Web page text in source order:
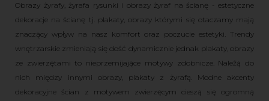
Obrazy żyrafy, żyrafa rysunki i obrazy żyraf na ścianę - estetyczne
dekoracje na ścianę tj. plakaty, obrazy którymi się otaczamy mają
znaczący wpływ na nasz komfort oraz poczucie estetyki. Trendy
wnętrzarskie zmieniają się dość dynamicznie jednak plakaty, obrazy
ze zwierzętami to nieprzemijające motywy zdobnicze. Należą do
nich między innymi obrazy, plakaty z żyrafą. Modne akcenty
dekoracyjne ścian z motywem zwierzęcym cieszą się ogromną